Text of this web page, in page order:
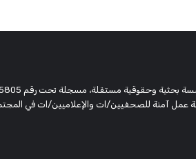
عمل آمنة للصحفيين/ات والإعلاميين/ات في